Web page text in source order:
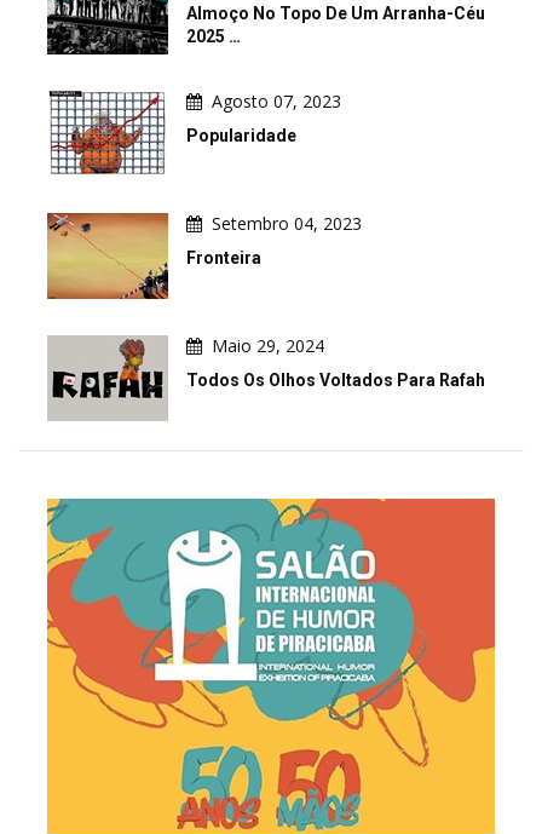
Almoço No Topo De Um Arranha-Céu
2025 …
Agosto 07, 2023
Popularidade
Setembro 04, 2023
Fronteira
Maio 29, 2024
Todos Os Olhos Voltados Para Rafah